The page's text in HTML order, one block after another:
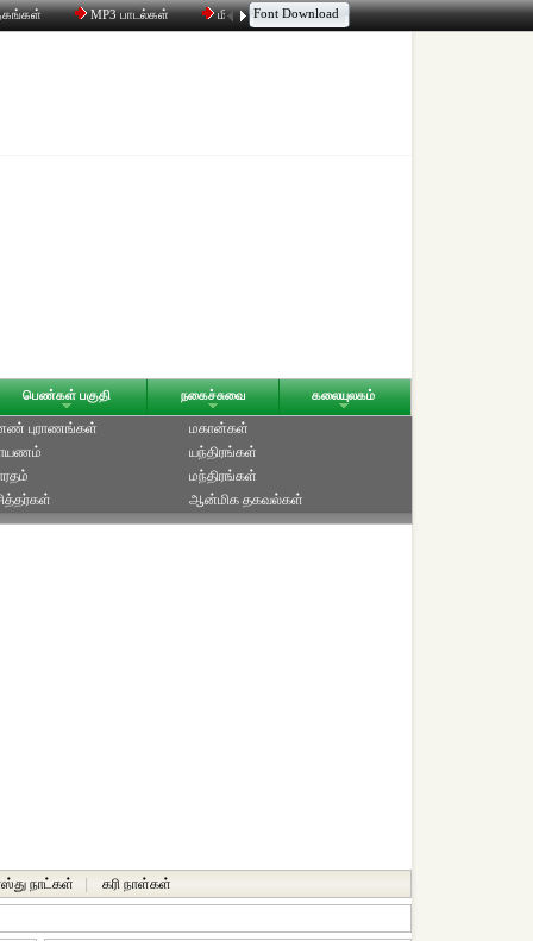
MP3 பாடல்கள் மின்னஞ்சல் திரட்டி உரையாடல்
Font Download
பெண்கள் பகுதி நகைச்சுவை கலையுலகம்
புராணங்கள்
மகான்கள்
யந்திரங்கள்
மந்திரங்கள்
ஆன்மிக தகவல்கள்
நாட்கள் கரி நாள்கள்